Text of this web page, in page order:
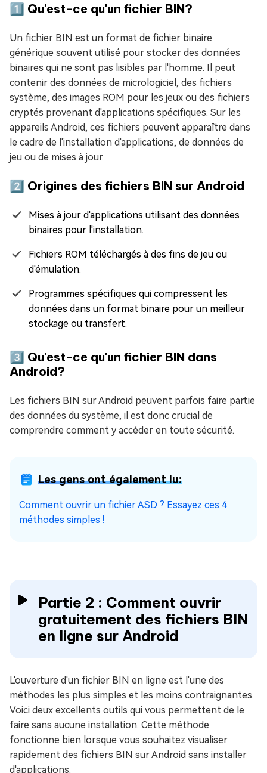
1️⃣ Qu'est-ce qu'un fichier BIN?
Un fichier BIN est un format de fichier binaire
générique souvent utilisé pour stocker des données
binaires qui ne sont pas lisibles par l'homme. Il peut
contenir des données de micrologiciel, des fichiers
système, des images ROM pour les jeux ou des fichiers
cryptés provenant d'applications spécifiques. Sur les
appareils Android, ces fichiers peuvent apparaître dans
le cadre de l'installation d'applications, de données de
jeu ou de mises à jour.
2️⃣ Origines des fichiers BIN sur Android
Mises à jour d'applications utilisant des données
binaires pour l'installation.
Fichiers ROM téléchargés à des fins de jeu ou
d'émulation.
Programmes spécifiques qui compressent les
données dans un format binaire pour un meilleur
stockage ou transfert.
3️⃣ Qu'est-ce qu'un fichier BIN dans
Android?
Les fichiers BIN sur Android peuvent parfois faire partie
des données du système, il est donc crucial de
comprendre comment y accéder en toute sécurité.
Les gens ont également lu:
Comment ouvrir un fichier ASD ? Essayez ces 4
méthodes simples !
Partie 2 : Comment ouvrir
gratuitement des fichiers BIN
en ligne sur Android
L'ouverture d'un fichier BIN en ligne est l'une des
méthodes les plus simples et les moins contraignantes.
Voici deux excellents outils qui vous permettent de le
faire sans aucune installation. Cette méthode
fonctionne bien lorsque vous souhaitez visualiser
rapidement des fichiers BIN sur Android sans installer
d'applications.